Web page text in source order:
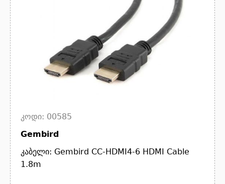
კოდი: 00585
Gembird
კაბელი: Gembird CC-HDMI4-6 HDMI Cable
1.8m